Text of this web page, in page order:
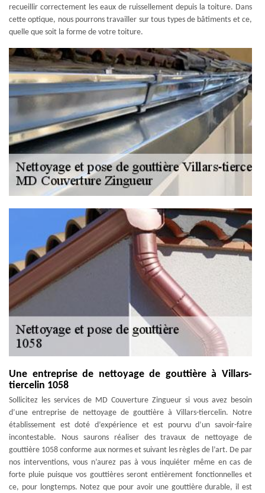
recueillir correctement les eaux de ruissellement depuis la toiture. Dans
cette optique, nous pourrons travailler sur tous types de bâtiments et ce,
quelle que soit la forme de votre toiture.
Une entreprise de nettoyage de gouttière à Villars-
tiercelin 1058
Sollicitez les services de MD Couverture Zingueur si vous avez besoin
d’une entreprise de nettoyage de gouttière à Villars-tiercelin. Notre
établissement est doté d’expérience et est pourvu d’un savoir-faire
incontestable. Nous saurons réaliser des travaux de nettoyage de
gouttière 1058 conforme aux normes et suivant les règles de l’art. De par
nos interventions, vous n’aurez pas à vous inquiéter même en cas de
forte pluie puisque vos gouttières seront entièrement fonctionnelles et
ce, pour longtemps. Notez que pour avoir une gouttière durable, il est